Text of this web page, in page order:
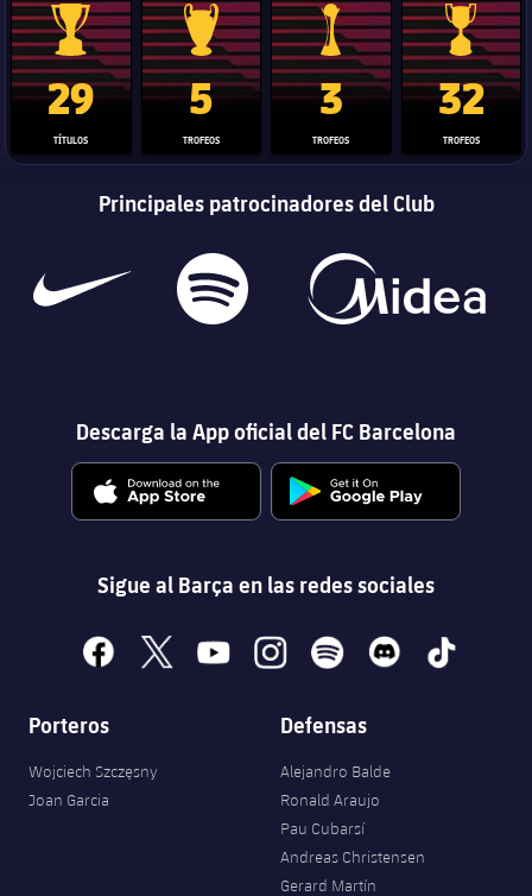
Trofeo de La Liga
29
TÍTULOS
Trofeo de la Liga de Campeones
5
TROFEOS
Trofeo del Mundial de
3
TROFEOS
Copa del
32
TROFEOS
Principales patrocinadores del Club
Descarga la App oficial del FC Barcelona
Sigue al Barça en las redes sociales
facebook
x youtubeinstagramspotify discord tiktok
Porteros
Wojciech Szczęsny
Joan Garcia
Defensas
Alejandro Balde
Ronald Araujo
Pau Cubarsí
Andreas Christensen
Gerard Martín